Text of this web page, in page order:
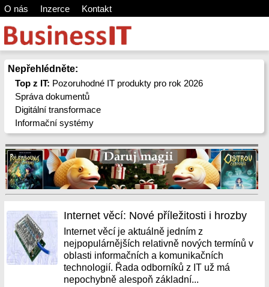
O nás Inzerce Kontakt
Nepřehlédněte:
Top z IT: Pozoruhodné IT produkty pro rok 2026
Správa dokumentů
Digitální transformace
Informační systémy
Internet věcí: Nové příležitosti i hrozby
Internet věcí je aktuálně jedním z
nejpopulárnějších relativně nových termínů v
oblasti informačních a komunikačních
technologií. Řada odborníků z IT už má
nepochybně alespoň základní...